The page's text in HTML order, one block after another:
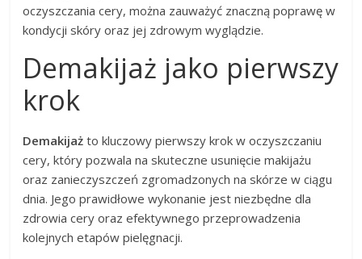
oczyszczania cery, można zauważyć znaczną poprawę w
kondycji skóry oraz jej zdrowym wyglądzie.
Demakijaż jako pierwszy
krok
Demakijaż to kluczowy pierwszy krok w oczyszczaniu
cery, który pozwala na skuteczne usunięcie makijażu
oraz zanieczyszczeń zgromadzonych na skórze w ciągu
dnia. Jego prawidłowe wykonanie jest niezbędne dla
zdrowia cery oraz efektywnego przeprowadzenia
kolejnych etapów pielęgnacji.